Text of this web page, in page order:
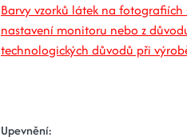
Barvy vzorků látek na
nastavení monitoru nebo z
technologických důvodů při
Upevnění: